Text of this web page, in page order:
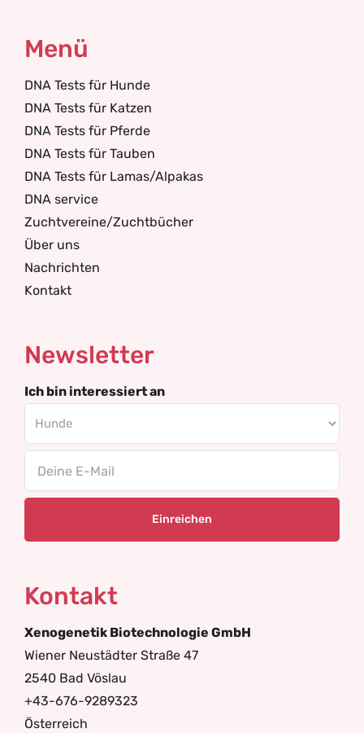
Menü
DNA Tests für Hunde
DNA Tests für Katzen
DNA Tests für Pferde
DNA Tests für Tauben
DNA Tests für Lamas/Alpakas
DNA service
Zuchtvereine/Zuchtbücher
Über uns
Nachrichten
Kontakt
Newsletter
Ich bin interessiert an
Kontakt
Xenogenetik Biotechnologie GmbH
Wiener Neustädter Straße 47
2540 Bad Vöslau
+43-676-9289323
Österreich